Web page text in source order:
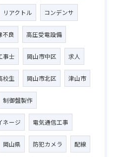
リアクトル コンデンサ
不良 高圧受電設備
事士 岡山市中区 求人
校生 岡山市北区 津山市
制御盤製作
ネージ 電気通信工事
岡山県 防犯カメラ 配線